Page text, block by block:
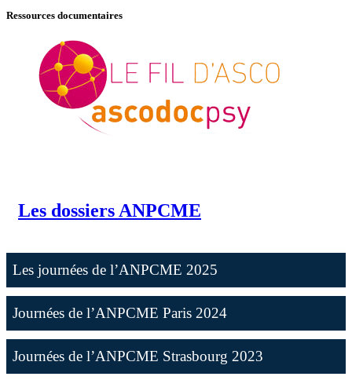
Ressources documentaires
Les dossiers ANPCME
Les journées de l’ANPCME 2025
Journées de l’ANPCME Paris 2024
Journées de l’ANPCME Strasbourg 2023